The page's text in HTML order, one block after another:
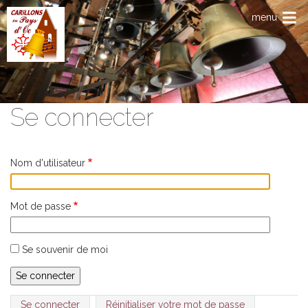
Aller au contenu principal
menu
Se connecter
Nom d'utilisateur
Mot de passe
Se souvenir de moi
Se connecter Réinitialiser votre mot de passe